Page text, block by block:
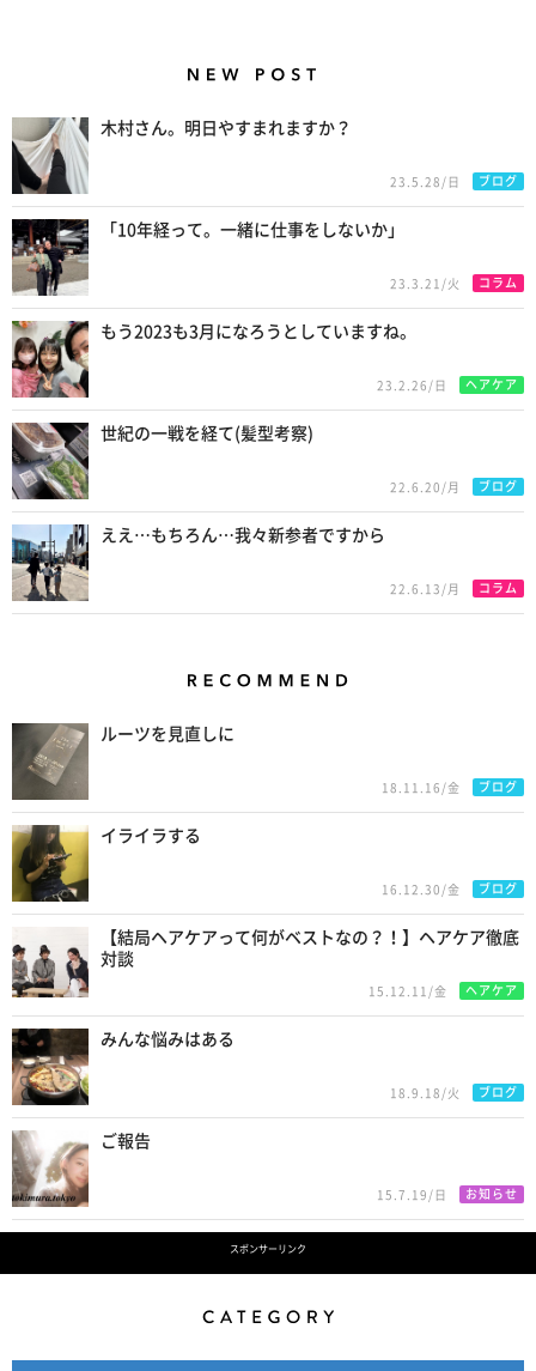
木村さん。明日やすまれますか？
23.5.28/日 ブログ
「10年経って。一緒に仕事をしないか」
23.3.21/火 コラム
もう2023も3月になろうとしていますね。
23.2.26/日 ヘアケア
世紀の一戦を経て(髪型考察)
22.6.20/月 ブログ
ええ…もちろん…我々新参者ですから
22.6.13/月 コラム
ルーツを見直しに
18.11.16/金 ブログ
イライラする
16.12.30/金 ブログ
【結局ヘアケアって何がベストなの？！】ヘアケア徹底
対談
15.12.11/金 ヘアケア
みんな悩みはある
18.9.18/火 ブログ
ご報告
15.7.19/日 お知らせ
スポンサーリンク